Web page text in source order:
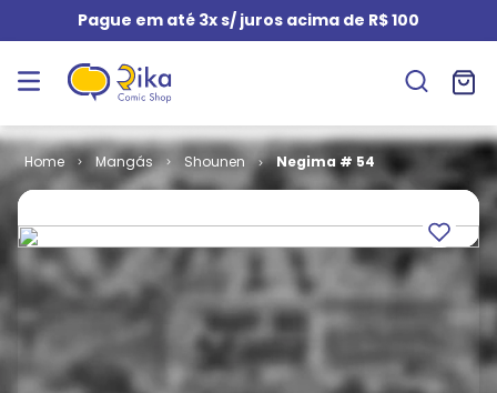
Pague em até 3x s/ juros acima de R$ 100
Mangás Shounen Negima # 54